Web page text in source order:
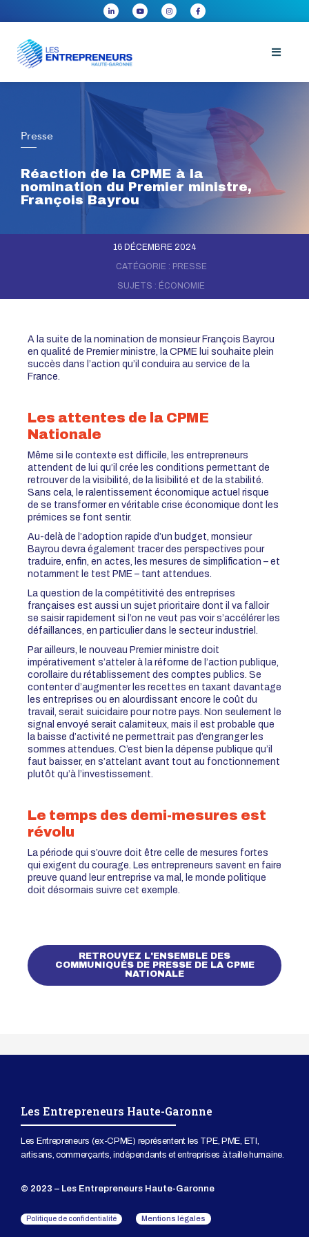
Presse
Réaction de la CPME à la
nomination du Premier ministre,
François Bayrou
16 DÉCEMBRE 2024
CATÉGORIE : PRESSE
SUJETS : ÉCONOMIE
A la suite de la nomination de monsieur François Bayrou
en qualité de Premier ministre, la CPME lui souhaite plein
succès dans l’action qu’il conduira au service de la
France.
Les attentes de la CPME
Nationale
Même si le contexte est difficile, les entrepreneurs
attendent de lui qu’il crée les conditions permettant de
retrouver de la visibilité, de la lisibilité et de la stabilité.
Sans cela, le ralentissement économique actuel risque
de se transformer en véritable crise économique dont les
prémices se font sentir.
Au-delà de l’adoption rapide d’un budget, monsieur
Bayrou devra également tracer des perspectives pour
traduire, enfin, en actes, les mesures de simplification – et
notamment le test PME – tant attendues.
La question de la compétitivité des entreprises
françaises est aussi un sujet prioritaire dont il va falloir
se saisir rapidement si l’on ne veut pas voir s’accélérer les
défaillances, en particulier dans le secteur industriel.
Par ailleurs, le nouveau Premier ministre doit
impérativement s’atteler à la réforme de l’action publique,
corollaire du rétablissement des comptes publics. Se
contenter d’augmenter les recettes en taxant davantage
les entreprises ou en alourdissant encore le coût du
travail, serait suicidaire pour notre pays. Non seulement le
signal envoyé serait calamiteux, mais il est probable que
la baisse d’activité ne permettrait pas d’engranger les
sommes attendues. C’est bien la dépense publique qu’il
faut baisser, en s’attelant avant tout au fonctionnement
plutôt qu’à l’investissement.
Le temps des demi-mesures est
révolu
La période qui s’ouvre doit être celle de mesures fortes
qui exigent du courage. Les entrepreneurs savent en faire
preuve quand leur entreprise va mal, le monde politique
doit désormais suivre cet exemple.
RETROUVEZ L'ENSEMBLE DES
COMMUNIQUÉS DE PRESSE DE LA CPME
NATIONALE
Les Entrepreneurs Haute-Garonne
Les Entrepreneurs (ex-CPME) représentent les TPE, PME, ETI,
artisans, commerçants, indépendants et entreprises à taille humaine.
© 2023 – Les Entrepreneurs Haute-Garonne
Politique de confidentialité Mentions légales